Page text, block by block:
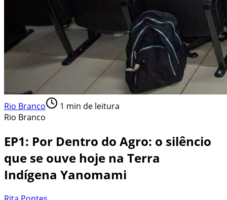
Rio Branco 1 min de leitura
Rio Branco
EP1: Por Dentro do Agro: o silêncio
que se ouve hoje na Terra
Indígena Yanomami